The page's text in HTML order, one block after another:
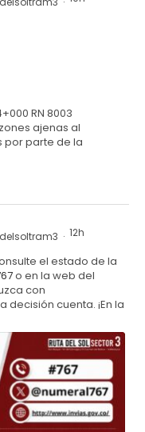
RN 8003
ajenas al
por parte de la
· 12h
el estado de la
o en la web del
con
cuenta. ¡En la